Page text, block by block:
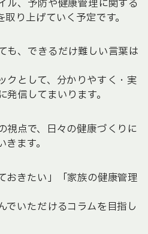
ル、予防や健康管理に関する
り上げていく予定です。
も、できるだけ難しい言葉は
クとして、分かりやすく・実
信してまいります。
視点で、日々の健康づくりに
ます。
おきたい」「家族の健康管理
でいただけるコラムを目指し